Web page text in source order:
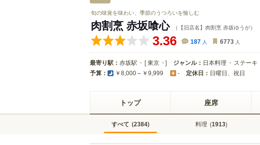
旬の味覚を味わい、季節のうつろいを愉しむ
肉割烹 赤坂喰心 （【旧店名】肉割烹 赤坂ゆうが）
3.36 187 人 6773 人
最寄り駅： 赤坂駅 [東京 ] ジャンル： 日本料理 ステーキ
予算： ￥8,000～￥9,999 - 定休日： 日曜日、祝日
トップ 座席
すべて (2384) 料理 (1913)